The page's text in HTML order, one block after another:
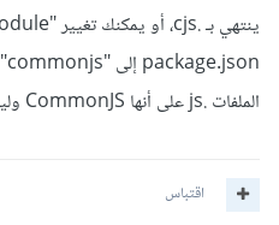
الملفات .js على أنها CommonJS وليس ES Module.
اقتباس